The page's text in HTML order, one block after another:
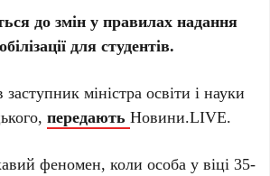
до змін у правилах надання
для студентів.
міністра освіти і науки
передаютьНовини.LIVE.
феномен, коли особа у віці 35-